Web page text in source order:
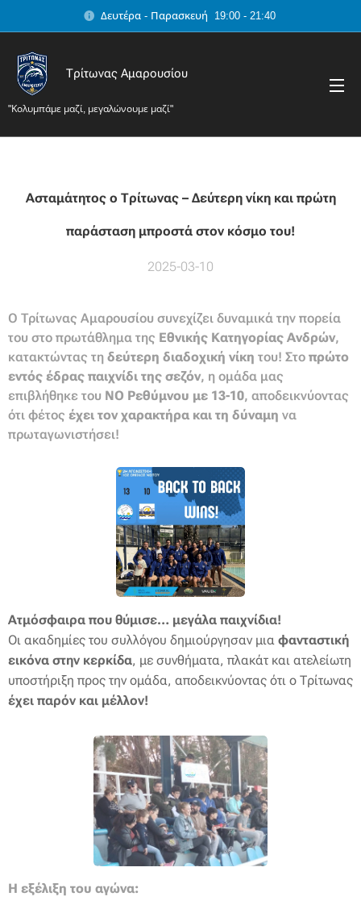
Δευτέρα - Παρασκευή 19:00 - 21:40
Τρίτωνας Αμαρουσίου
"Κολυμπάμε μαζί, μεγαλώνουμε μαζί"
Ασταμάτητος ο Τρίτωνας – Δεύτερη νίκη και πρώτη
παράσταση μπροστά στον κόσμο του!
2025-03-10
Ο Τρίτωνας Αμαρουσίου συνεχίζει δυναμικά την πορεία
του στο πρωτάθλημα της Εθνικής Κατηγορίας Ανδρών,
κατακτώντας τη δεύτερη διαδοχική νίκη του! Στο πρώτο
εντός έδρας παιχνίδι της σεζόν, η ομάδα μας
επιβλήθηκε του ΝΟ Ρεθύμνου με 13-10, αποδεικνύοντας
ότι φέτος έχει τον χαρακτήρα και τη δύναμη να
πρωταγωνιστήσει!
Aτμόσφαιρα που θύμισε… μεγάλα παιχνίδια!
Οι ακαδημίες του συλλόγου δημιούργησαν μια φανταστική
εικόνα στην κερκίδα, με συνθήματα, πλακάτ και ατελείωτη
υποστήριξη προς την ομάδα, αποδεικνύοντας ότι ο Τρίτωνας
έχει παρόν και μέλλον!
Η εξέλιξη του αγώνα: